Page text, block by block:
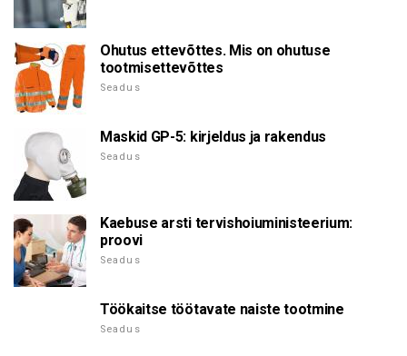
Ohutus ettevõttes. Mis on ohutuse
tootmisettevõttes
Seadus
Maskid GP-5: kirjeldus ja rakendus
Seadus
Kaebuse arsti tervishoiuministeerium:
proovi
Seadus
Töökaitse töötavate naiste tootmine
Seadus